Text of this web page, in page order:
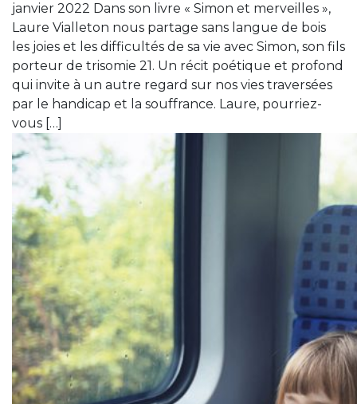
janvier 2022 Dans son livre « Simon et merveilles »,
Laure Vialleton nous partage sans langue de bois
les joies et les difficultés de sa vie avec Simon, son fils
porteur de trisomie 21. Un récit poétique et profond
qui invite à un autre regard sur nos vies traversées
par le handicap et la souffrance. Laure, pourriez-
vous […]